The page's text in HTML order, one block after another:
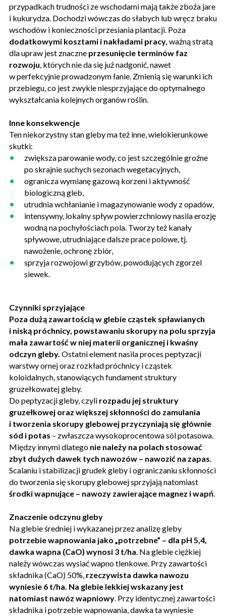
przypadkach trudności ze wschodami mają także zboża jare
i kukurydza. Dochodzi wówczas do słabych lub wręcz braku
wschodów i konieczności przesiania plantacji. Poza
dodatkowymi kosztami i nakładami pracy, ważną stratą
dla upraw jest znaczne przesunięcie terminów faz
rozwoju , których nie da się już nadgonić, nawet
w perfekcyjnie prowadzonym łanie. Zmienią się warunki ich
przebiegu, co jest zwykle niesprzyjające do optymalnego
wykształcania kolejnych organów roślin.
Inne konsekwencje
Ten niekorzystny stan gleby ma też inne, wielokierunkowe
skutki:
zwiększa parowanie wody, co jest szczególnie groźne
po skrajnie suchych sezonach wegetacyjnych,
ogranicza wymianę gazową korzeni i aktywność
biologiczną gleb,
utrudnia wchłanianie i magazynowanie wody z opadów,
intensywny, lokalny spływ powierzchniowy nasila erozję
wodną na pochyłościach pola. Tworzy też kanały
spływowe, utrudniające dalsze prace polowe, tj.
nawożenie, ochronę zbiór,
sprzyja rozwojowi grzybów, powodujących zgorzel
siewek.
Czynniki sprzyjające
Poza dużą zawartością w glebie cząstek spławianych
i niską próchnicy, powstawaniu skorupy na polu sprzyja
mała zawartość w niej materii organicznej i kwaśny
odczyn gleby. Ostatni element nasila proces peptyzacji
warstwy ornej oraz rozkład próchnicy i cząstek
koloidalnych, stanowiących fundament struktury
gruzełkowatej gleby.
Do peptyzacji gleby, czyli rozpadu jej struktury
gruzełkowej oraz większej skłonności do zamulania
i tworzenia skorupy glebowej przyczyniają się głównie
sód i potas – zwłaszcza wysokoprocentowa sól potasowa.
Między innymi dlatego nie należy na polach stosować
zbyt dużych dawek tych nawozów – nawozić na zapas
Scalaniu i stabilizacji grudek gleby i ograniczaniu skłonności
do tworzenia się skorupy glebowej sprzyjają natomiast
środki wapnujące – nawozy zawierające magnez i wapń
Znaczenie odczynu gleby
Na glebie średniej i wykazanej przez analizę gleby
potrzebie wapnowania jako „potrzebne” – dla pH 5,4,
dawka wapna (CaO) wynosi 3 t/ha . Na glebie ciężkiej
należy wówczas wysiać wapno tlenkowe. Przy zawartości
składnika (CaO) 50%, rzeczywista dawka nawozu
wyniesie 6 t/ha. Na glebie lekkiej wskazany jest
natomiast nawóz wapniowy . Przy identycznej zawartości
składnika i potrzebie wapnowania, dawka ta wyniesie